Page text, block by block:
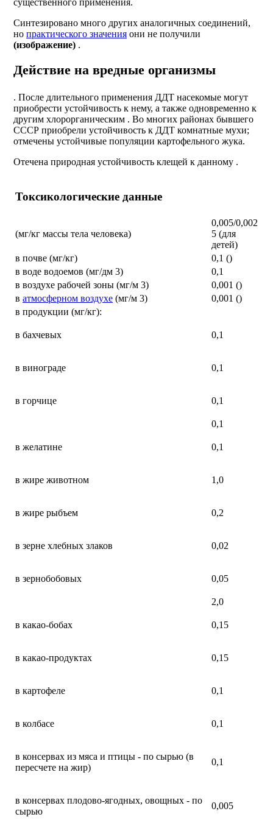
существенного применения.
Синтезировано много других аналогичных соединений,
но практического значения они не получили
(изображение) .
Действие на вредные организмы
. После длительного применения ДДТ насекомые могут
приобрести устойчивость к нему, а также одновременно к
другим хлорорганическим . Во многих районах бывшего
СССР приобрели устойчивость к ДДТ комнатные мухи;
отмечены устойчивые популяции картофельного жука.
Отечена природная устойчивость клещей к данному .
Токсикологические данные
(мг/кг массы тела человека)
0,005/0,002
5 (для
детей)
в почве (мг/кг)
0,1 ()
в воде водоемов (мг/дм 3)
0,1
в воздухе рабочей зоны (мг/м 3)
0,001 ()
в атмосферном воздухе (мг/м 3)
0,001 ()
в продукции (мг/кг):
в бахчевых 0,1
в винограде 0,1
в горчице 0,1
0,1
в желатине 0,1
в жире животном 1,0
в жире рыбъем 0,2
в зерне хлебных злаков 0,02
в зернобобовых 0,05
2,0
в какао-бобах 0,15
в какао-продуктах 0,15
в картофеле 0,1
в колбасе 0,1
в консервах из мяса и птицы - по сырью (в
пересчете на жир)
0,1
в консервах плодово-ягодных, овощных - по
сырью
0,005